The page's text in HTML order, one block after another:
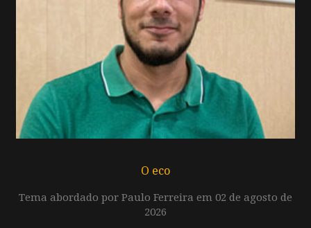
O eco
Tema abordado por Paulo Ferreira em 02 de agosto de
2026